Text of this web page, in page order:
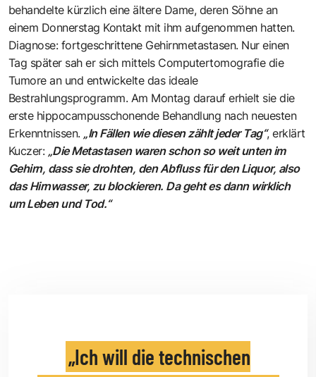
behandelte kürzlich eine ältere Dame, deren Söhne an
einem Donnerstag Kontakt mit ihm aufgenommen hatten.
Diagnose: fortgeschrittene Gehirnmetastasen. Nur einen
Tag später sah er sich mittels Computertomografie die
Tumore an und entwickelte das ideale
Bestrahlungsprogramm. Am Montag darauf erhielt sie die
erste hippocampusschonende Behandlung nach neuesten
Erkenntnissen. „In Fällen wie diesen zählt jeder Tag“, erklärt
Kuczer: „Die Metastasen waren schon so weit unten im
Gehirn, dass sie drohten, den Abfluss für den Liquor, also
das Hirnwasser, zu blockieren. Da geht es dann wirklich
um Leben und Tod.“
Ich will die technischen